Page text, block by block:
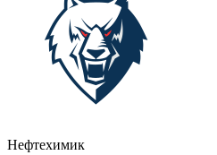
Нефтехимик